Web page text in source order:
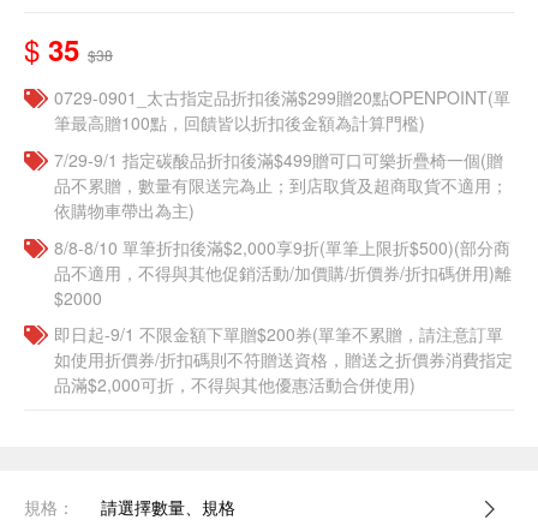
$ 35 $38
0729-0901_太古指定品折扣後滿$299贈20點OPENPOINT(單
筆最高贈100點，回饋皆以折扣後金額為計算門檻)
7/29-9/1 指定碳酸品折扣後滿$499贈可口可樂折疊椅一個(贈
品不累贈，數量有限送完為止；到店取貨及超商取貨不適用；
依購物車帶出為主)
8/8-8/10 單筆折扣後滿$2,000享9折(單筆上限折$500)(部分商
品不適用，不得與其他促銷活動/加價購/折價券/折扣碼併用)離
$2000
即日起-9/1 不限金額下單贈$200券(單筆不累贈，請注意訂單
如使用折價券/折扣碼則不符贈送資格，贈送之折價券消費指定
品滿$2,000可折，不得與其他優惠活動合併使用)
規格： 請選擇數量、規格